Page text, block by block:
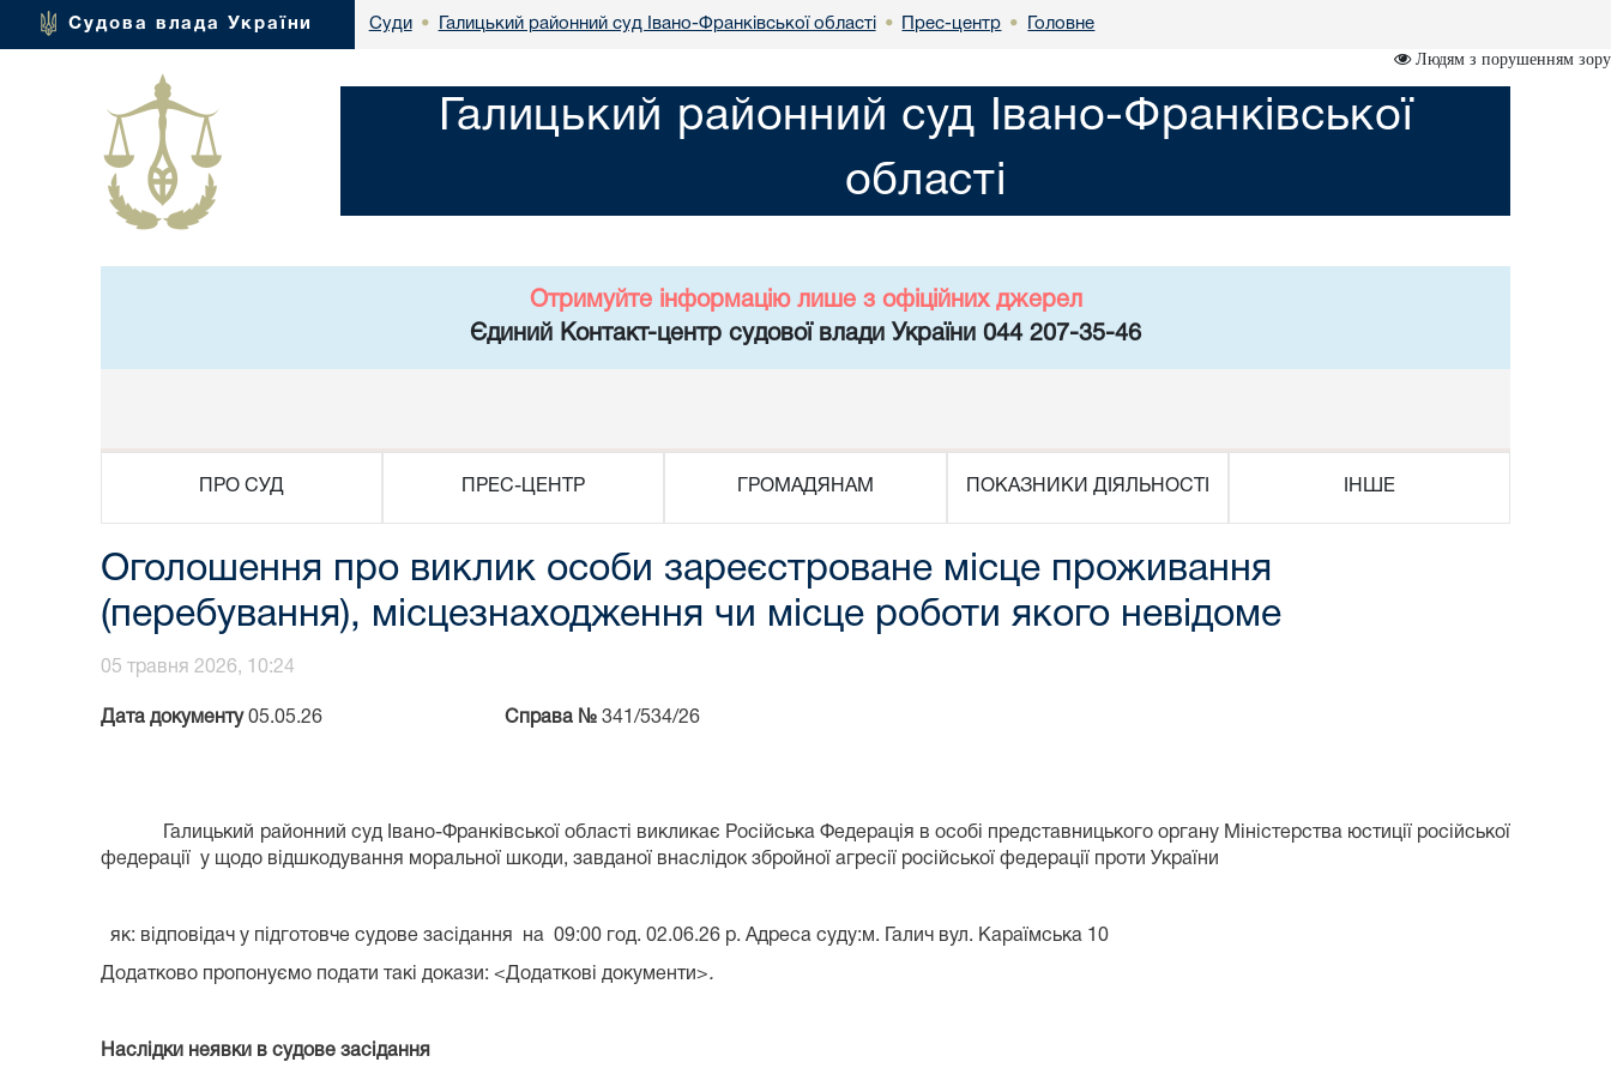
Судова влада України Суди • Галицький районний суд Івано-Франківської області • Прес-центр • Головне
Людям з порушенням зору
Галицький районний суд Івано-Франківської
області
Отримуйте інформацію лише з офіційних джерел
Єдиний Контакт-центр судової влади України 044 207-35-46
ПРО СУД ПРЕС-ЦЕНТР ГРОМАДЯНАМ ПОКАЗНИКИ ДІЯЛЬНОСТІ ІНШЕ
Оголошення про виклик особи зареєстроване місце проживання
(перебування), місцезнаходження чи місце роботи якого невідоме
05 травня 2026, 10:24
Дата документу 05.05.26 Справа № 341/534/26
Галицький районний суд Івано-Франківської області викликає Російська Федерація в особі представницького органу Міністерства юстиції російської
федерації у щодо відшкодування моральної шкоди, завданої внаслідок збройної агресії російської федерації проти України
як: відповідач у підготовче судове засідання на 09:00 год. 02.06.26 р. Адреса суду:м. Галич вул. Караїмська 10
Додатково пропонуємо подати такі докази: <Додаткові документи>.
Наслідки неявки в судове засідання